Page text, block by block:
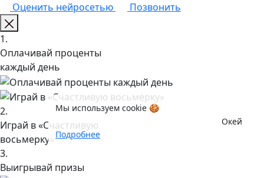
Оценить нейросетью
Позвонить
Мы используем cookie 🍪
Подробнее
Окей
1.
Оплачивай проценты
каждый день
2.
Играй в «Счастливую
восьмерку»
3.
Выигрывай призы